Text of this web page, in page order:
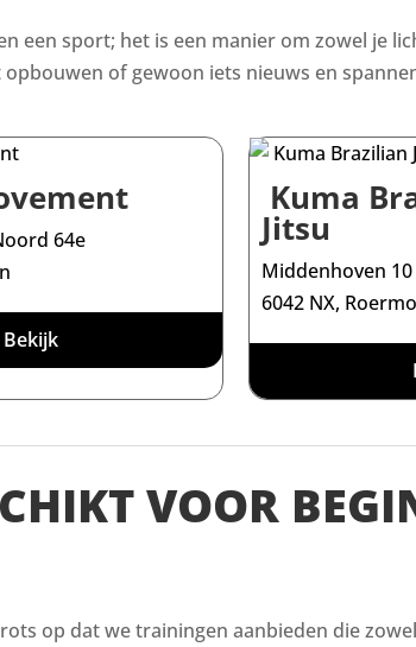
een sport; het is een manier om zowel je
of gewoon iets nieuws en
64e
Bekijk
Kuma
Jitsu
Middenhoven 10
6042 NX,
VOOR
op dat we trainingen aanbieden die